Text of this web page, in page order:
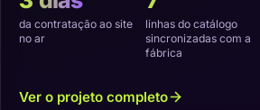
da contratação ao site
no ar
linhas do catálogo
sincronizadas com a
fábrica
Ver o projeto completo